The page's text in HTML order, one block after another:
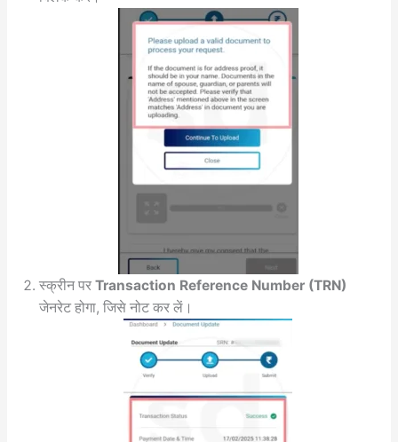
स्क्रीन पर Transaction Reference Number (TRN)
जेनरेट होगा, जिसे नोट कर लें।